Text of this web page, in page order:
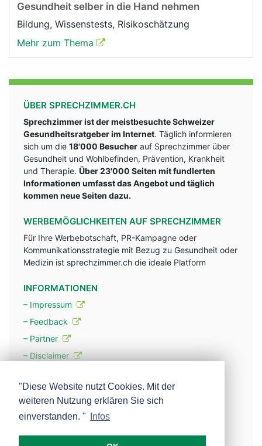
Gesundheit selber in die Hand nehmen
Bildung, Wissenstests, Risikoschätzung
Mehr zum Thema
ÜBER SPRECHZIMMER.CH
Sprechzimmer ist der meistbesuchte Schweizer
Gesundheitsratgeber im Internet. Täglich informieren
sich um die 18'000 Besucher auf Sprechzimmer über
Gesundheit und Wohlbefinden, Prävention, Krankheit
und Therapie. Über 23'000 Seiten mit fundlerten
Informationen umfasst das Angebot und täglich
kommen neue Seiten dazu.
WERBEMÖGLICHKEITEN AUF SPRECHZIMMER
Für Ihre Werbebotschaft, PR-Kampagne oder
Kommunikationsstrategie mit Bezug zu Gesundheit oder
Medizin ist sprechzimmer.ch die ideale Platform
INFORMATIONEN
– Impressum
– Feedback
– Partner
– Disclaimer
– Werbung
– Mehr über unsere Experten
"Diese Website nutzt Cookies. Mit der
weiteren Nutzung erklären Sie sich
einverstanden. "
Infos